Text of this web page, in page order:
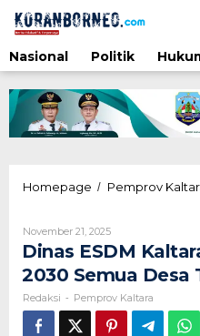
konten
Nasional
Politik
Homepage / Pemprov
November 21, 2025Oleh
Redaksi
Dinas ESDM
2030 Semua Desa
Redaksi - Pemprov Kaltara